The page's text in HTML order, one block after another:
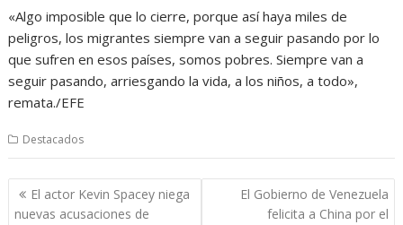
«Algo imposible que lo cierre, porque así haya miles de
peligros, los migrantes siempre van a seguir pasando por lo
que sufren en esos países, somos pobres. Siempre van a
seguir pasando, arriesgando la vida, a los niños, a todo»,
remata./EFE
Destacados
Navegación
de
El actor Kevin Spacey niega
nuevas acusaciones de
El Gobierno de Venezuela
felicita a China por el